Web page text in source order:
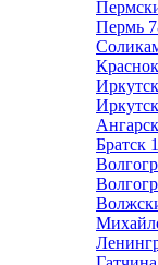
Пермь
Иркутск
Ангарск
Братск